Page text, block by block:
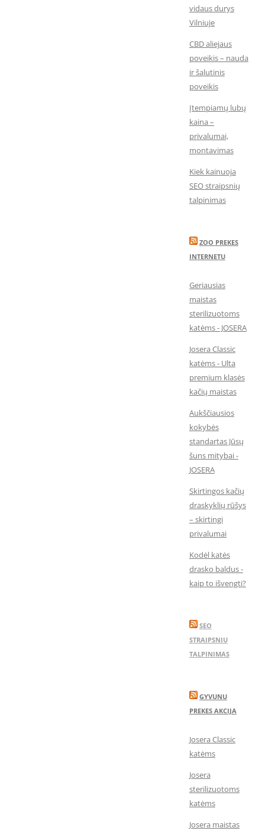
vidaus durys
Vilniuje
CBD aliejaus
poveikis – nauda
ir šalutinis
poveikis
Įtempiamų lubų
kaina –
privalumai,
montavimas
Kiek kainuoja
SEO straipsnių
talpinimas
ZOO PREKES
INTERNETU
Geriausias
maistas
sterilizuotoms
katėms - JOSERA
Josera Classic
katėms - Ulta
premium klasės
kačių maistas
Aukščiausios
kokybės
standartas Jūsų
šuns mitybai -
JOSERA
Skirtingos kačių
draskyklių rūšys
– skirtingi
privalumai
Kodėl katės
drasko baldus -
kaip to išvengti?
SEO
STRAIPSNIU
TALPINIMAS
GYVUNU
PREKES AKCIJA
Josera Classic
katėms
Josera
sterilizuotoms
katėms
Josera maistas